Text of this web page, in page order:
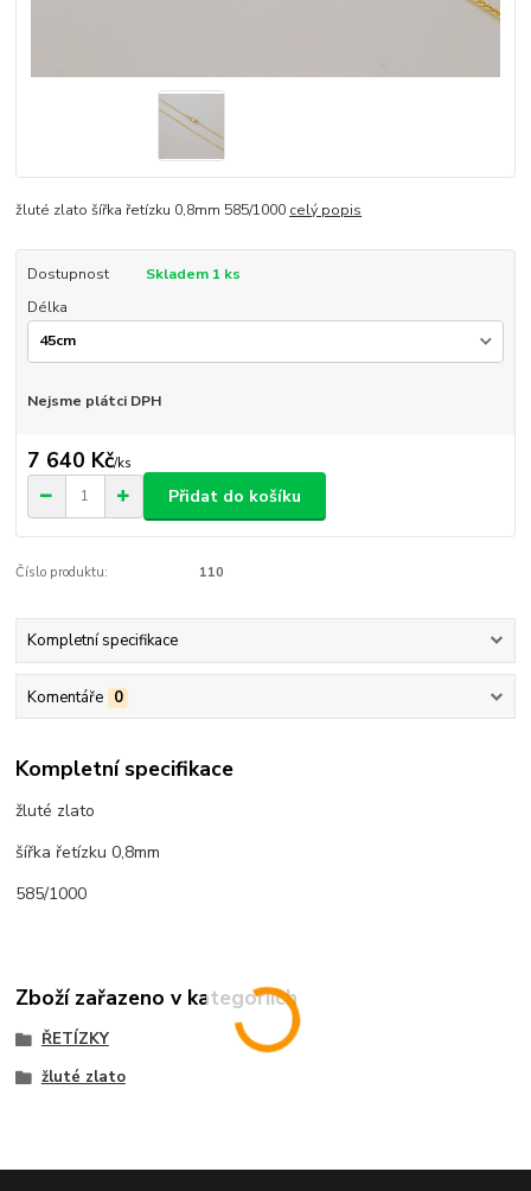
žluté zlato šířka řetízku 0,8mm 585/1000 celý popis
Dostupnost
Skladem 1 ks
Délka
Nejsme plátci DPH
7 640 Kč/ks
Přidat do košíku
Číslo produktu: 110
Kompletní specifikace
Komentáře 0
Kompletní specifikace
žluté zlato
šířka řetízku 0,8mm
585/1000
Zboží zařazeno v kategoriích
ŘETÍZKY
žluté zlato